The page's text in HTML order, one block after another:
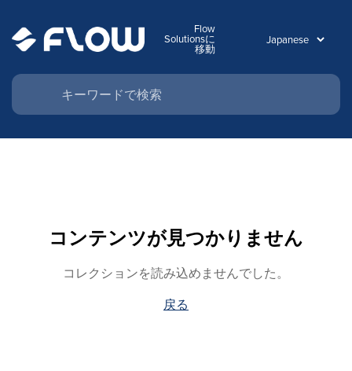
Flow
Solutionsに
移動
コンテンツが見つかりません
コレクションを読み込めませんでした。
戻る